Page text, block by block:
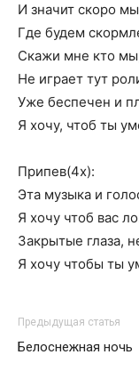
И значит скоро
Где будем
Скажи мне кто
Не играет тут
Уже беспечен и
Я хочу, чтоб ты
Припев(4х):
Эта музыка и
Я хочу чтоб вас
Закрытые глаза,
Я хочу чтобы ты
Предыдущая статья
Белоснежная ночь